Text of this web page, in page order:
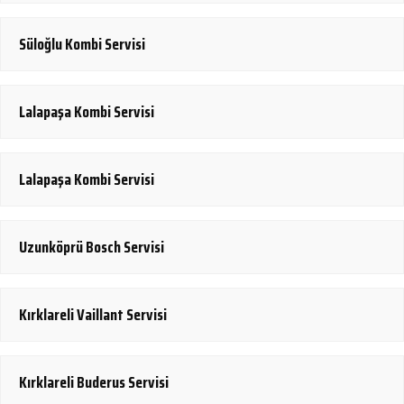
Süloğlu Kombi Servisi
Lalapaşa Kombi Servisi
Lalapaşa Kombi Servisi
Uzunköprü Bosch Servisi
Kırklareli Vaillant Servisi
Kırklareli Buderus Servisi